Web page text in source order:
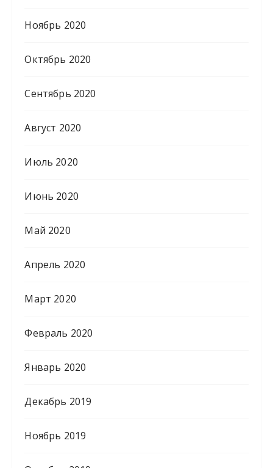
Ноябрь 2020
Октябрь 2020
Сентябрь 2020
Август 2020
Июль 2020
Июнь 2020
Май 2020
Апрель 2020
Март 2020
Февраль 2020
Январь 2020
Декабрь 2019
Ноябрь 2019